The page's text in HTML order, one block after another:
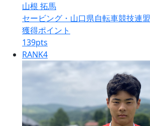
山根 拓馬
セービング・山口県自転車競技連盟
獲得ポイント
139pts
RANK4